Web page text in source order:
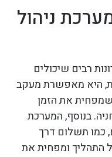
ניהול
רבים שיכולים
היא מאפשרת מעקב
את הזמן
בנוסף, המערכת
כמו תשלום דרך
התהליך ומפחית את